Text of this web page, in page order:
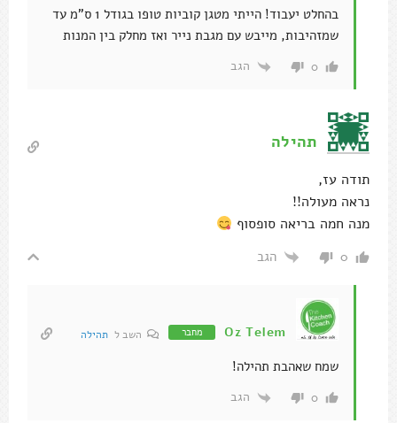
בהחלט יעבוד! הייתי מטגן קוביות טופו בגודל 1 ס"מ עד
שמזהיבות, מייבש עם מגבת נייר ואז מחלק בין המנות
0 הגב
תהילה
תודה עז,
נראה מעולה!!
מנה חמה בריאה סופסוף
0 הגב
Oz Telem מחבר השב ל תהילה
שמח שאהבת תהילה!
0 הגב